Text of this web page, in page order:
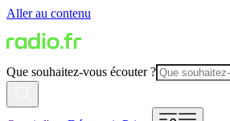
Aller au contenu
Que souhaitez-vous écouter ?